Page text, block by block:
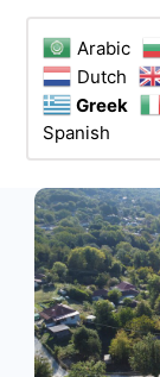
Arabic
Dutch
Greek
Spanish